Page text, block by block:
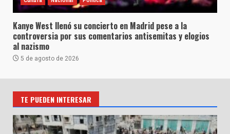
Kanye West llenó su concierto en Madrid pese a la
controversia por sus comentarios antisemitas y elogios
al nazismo
5 de agosto de 2026
TE PUEDEN INTERESAR